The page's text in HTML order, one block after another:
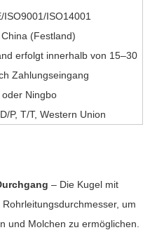
ISO9001/ISO14001
(Festland)
erfolgt innerhalb von 15–30
Zahlungseingang
Ningbo
P, T/T, Western Union
– Die Kugel mit
um
und Molchen zu ermöglichen.